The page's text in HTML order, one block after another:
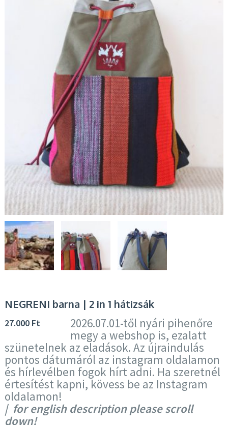
NEGRENI barna | 2 in 1 hátizsák
27.000 Ft
2026.07.01-től nyári pihenőre
megy a webshop is, ezalatt
szünetelnek az eladások. Az újraindulás
pontos dátumáról az instagram oldalamon
és hírlevélben fogok hírt adni. Ha szeretnél
értesítést kapni, kövess be az Instagram
oldalamon!
| for english description please scroll
down!